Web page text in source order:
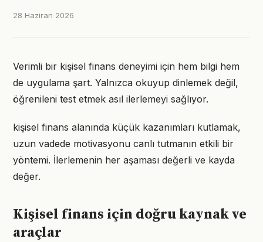
28 Haziran 2026
Verimli bir kişisel finans deneyimi için hem bilgi hem
de uygulama şart. Yalnızca okuyup dinlemek değil,
öğrenileni test etmek asıl ilerlemeyi sağlıyor.
kişisel finans alanında küçük kazanımları kutlamak,
uzun vadede motivasyonu canlı tutmanın etkili bir
yöntemi. İlerlemenin her aşaması değerli ve kayda
değer.
Kişisel finans için doğru kaynak ve
araçlar